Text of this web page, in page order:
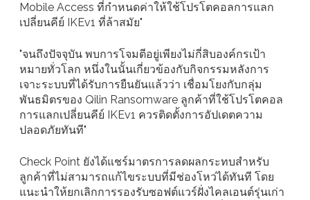
Mobile Access ที่กำหนดค่าให้ใช้โปรโตคอลการแลก
เปลี่ยนคีย์ IKEv1 ที่ล้าสมัย"
"จนถึงปัจจุบัน พบการโจมตีอยู่เพียงไม่กี่สิบองค์กรเป้า
หมายทั่วโลก หนึ่งในนั้นเกี่ยวข้องกับกิจกรรมหลังการ
เจาะระบบที่ได้รับการยืนยันแล้วว่า เชื่อมโยงกับกลุ่ม
พันธมิตรของ Qilin Ransomware ลูกค้าที่ใช้โปรโตคอล
การแลกเปลี่ยนคีย์ IKEv1 ควรติดตั้งการอัปเดตความ
ปลอดภัยทันที"
Check Point ยังได้แชร์มาตรการลดผลกระทบสำหรับ
ลูกค้าที่ไม่สามารถแก้ไขระบบที่มีช่องโหว่ได้ทันที โดย
แนะนำให้ยกเลิกการรองรับซอฟต์แวร์ฝั่งไคลเอนต์รุ่นเก่า